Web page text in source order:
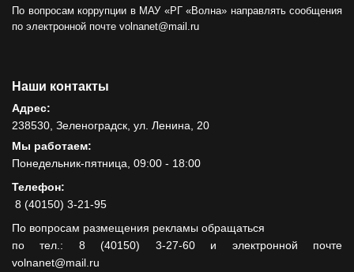
По вопросам коррупции в МАУ «РГ «Волна» направлять сообщения
по электронной почте volnanet@mail.ru
Наши контакты
Адрес:
238530, Зеленоградск, ул. Ленина, 20
Мы работаем:
Понедельник-пятница, 09:00 - 18:00
Телефон:
8 (40150) 3-21-95
По вопросам размещения рекламы обращаться
по тел.: 8 (40150) 3-27-60 и электронной почте
volnanet@mail.ru